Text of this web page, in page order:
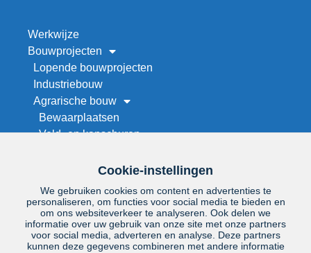
Werkwijze
Bouwprojecten
Lopende bouwprojecten
Industriebouw
Agrarische bouw
Bewaarplaatsen
Veld- en kapschuren
Stallenbouw
Droogwand op maat
Renovatie
Project zoeken
Cookie-instellingen
We gebruiken cookies om content en advertenties te
personaliseren, om functies voor social media te bieden en
om ons websiteverkeer te analyseren. Ook delen we
informatie over uw gebruik van onze site met onze partners
voor social media, adverteren en analyse. Deze partners
kunnen deze gegevens combineren met andere informatie